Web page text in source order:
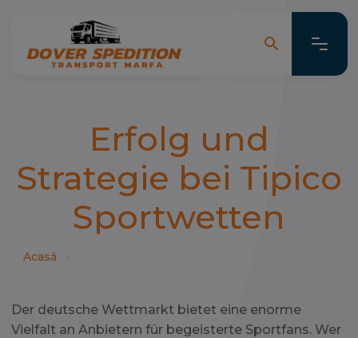
search search
Erfolg und
Strategie bei Tipico
Sportwetten
Acasă
Der deutsche Wettmarkt bietet eine enorme
Vielfalt an Anbietern für begeisterte Sportfans. Wer